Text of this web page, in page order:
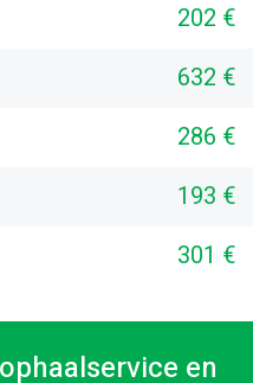
202 €
632 €
286 €
193 €
301 €
en